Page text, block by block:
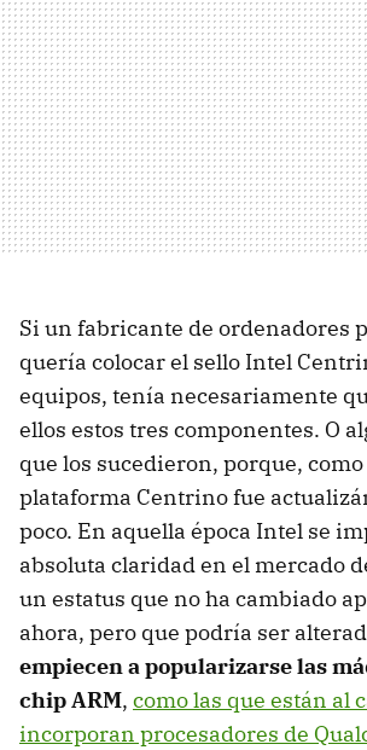
Si un fabricante de ordenadores
quería colocar el sello Intel
equipos, tenía necesariamente
ellos estos tres componentes. O
que los sucedieron, porque, como
plataforma Centrino fue
poco. En aquella época Intel se
absoluta claridad en el mercado
un estatus que no ha cambiado
ahora, pero que podría ser
empiecen a popularizarse las
chip ARM, como las que están al
incorporan procesadores de